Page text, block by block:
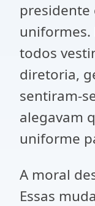
uniformes.
todos
diretoria,
sentiram-
alegavam
uniforme
A moral
Essas